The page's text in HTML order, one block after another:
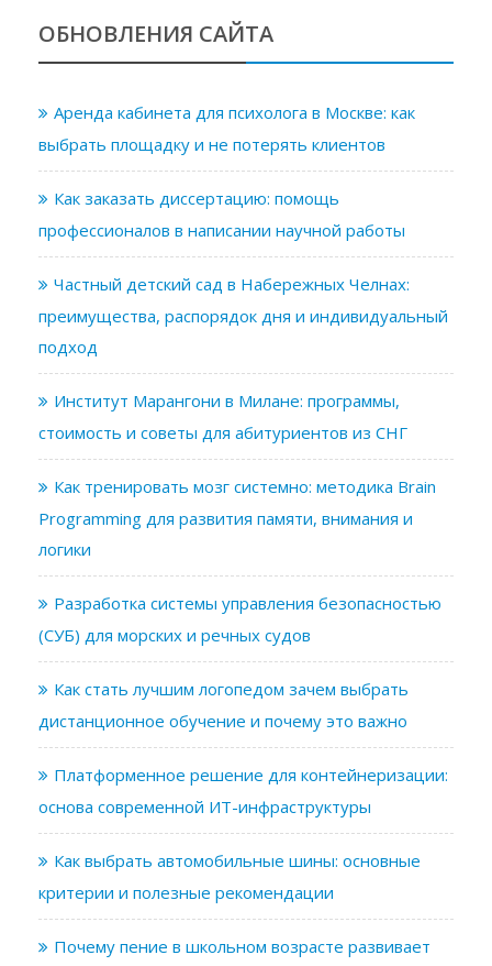
ОБНОВЛЕНИЯ САЙТА
Аренда кабинета для психолога в Москве: как
выбрать площадку и не потерять клиентов
Как заказать диссертацию: помощь
профессионалов в написании научной работы
Частный детский сад в Набережных Челнах:
преимущества, распорядок дня и индивидуальный
подход
Институт Марангони в Милане: программы,
стоимость и советы для абитуриентов из СНГ
Как тренировать мозг системно: методика Brain
Programming для развития памяти, внимания и
логики
Разработка системы управления безопасностью
(СУБ) для морских и речных судов
Как стать лучшим логопедом зачем выбрать
дистанционное обучение и почему это важно
Платформенное решение для контейнеризации:
основа современной ИТ-инфраструктуры
Как выбрать автомобильные шины: основные
критерии и полезные рекомендации
Почему пение в школьном возрасте развивает